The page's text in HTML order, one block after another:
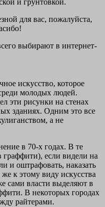
и грунтовкой.
для вас, пожалуйста,
выбирают в интернет-
искусство, которое
молодых людей.
эти рисунки на стенах
зданиях. Одним это все
а не
в 70-х годах. В те
граффити), если видели на
и оштрафовать, наказать
к этому виду искусства
сами власти выделяют в
В некоторых городах
райтерами.